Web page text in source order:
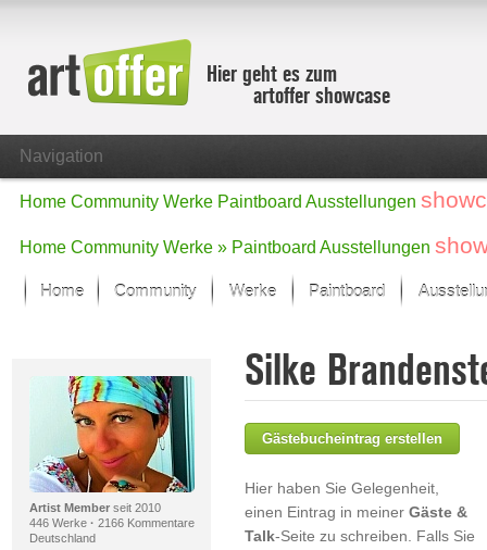
Hier geht es zum
artoffer showcase
Navigation
Home Community Werke Paintboard Ausstellungen
Home Community Werke » Paintboard Ausstellungen
Home Community Werke
Der letzte Monat im Fokus
Alle Fokus-Werke
Standard-Ansicht
Fokus-Werke
Alle neuen Werke
Paintboard
Artist Memberseit 2010
446 Werke · 2166 Kommentare
Deutschland
Silke
Gästebucheintrag erstellen
Hier haben Sie Gelegenheit,
einen Eintrag in meiner Gäste &
Talk-Seite zu schreiben. Falls Sie